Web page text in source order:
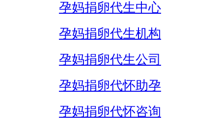
孕妈捐卵代生中心
孕妈捐卵代生机构
孕妈捐卵代生公司
孕妈捐卵代怀助孕
孕妈捐卵代怀咨询